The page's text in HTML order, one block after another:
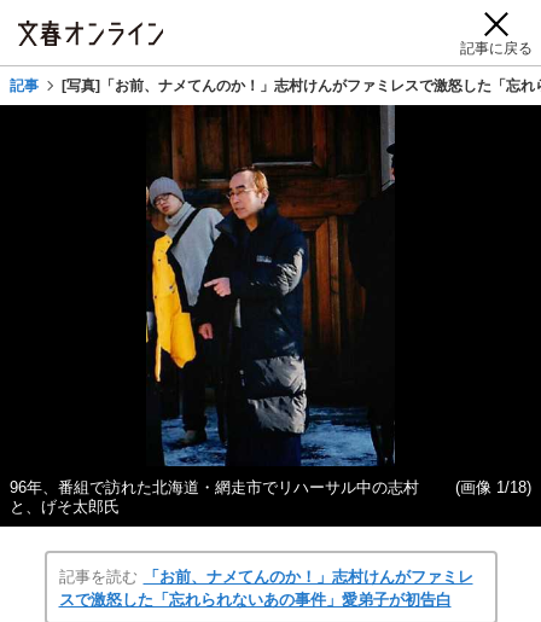
記事に戻る
記事 [写真]「お前、ナメてんのか！」志村けんがファミレスで激怒した「忘
96年、番組で訪れた北海道・網走市でリハーサル中の志村
と、げそ太郎氏
(画像 1/18)
記事を読む
「お前、ナメてんのか！」志村けんがファミレ
スで激怒した「忘れられないあの事件」愛弟子が初告白